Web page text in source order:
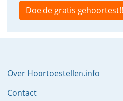
Doe de gratis gehoortest!!
Over Hoortoestellen.info
Contact